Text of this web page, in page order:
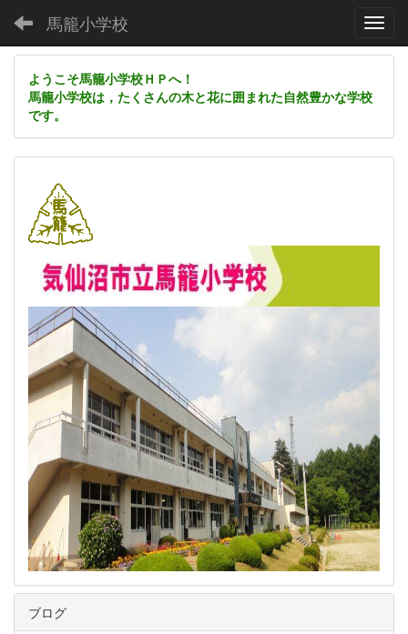
馬籠小学校
ようこそ馬籠小学校ＨＰへ！
馬籠小学校は，たくさんの木と花に囲まれた自然豊かな学校
です。
ブログ